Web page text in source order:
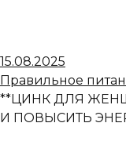
15.08.2025
Правильное
**ЦИНК ДЛЯ
И ПОВЫСИТЬ